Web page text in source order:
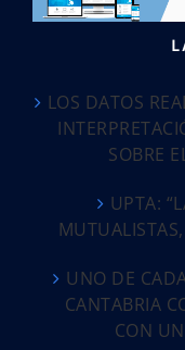
LOS DATOS
SOBRE
UPTA:
UNO DE
CANTABRIA
CON